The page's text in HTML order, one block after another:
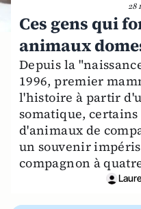
28
Ces gens qui
animaux
Depuis la
1996, premier
l'histoire à partir
somatique,
d'animaux de
un souvenir
compagnon à